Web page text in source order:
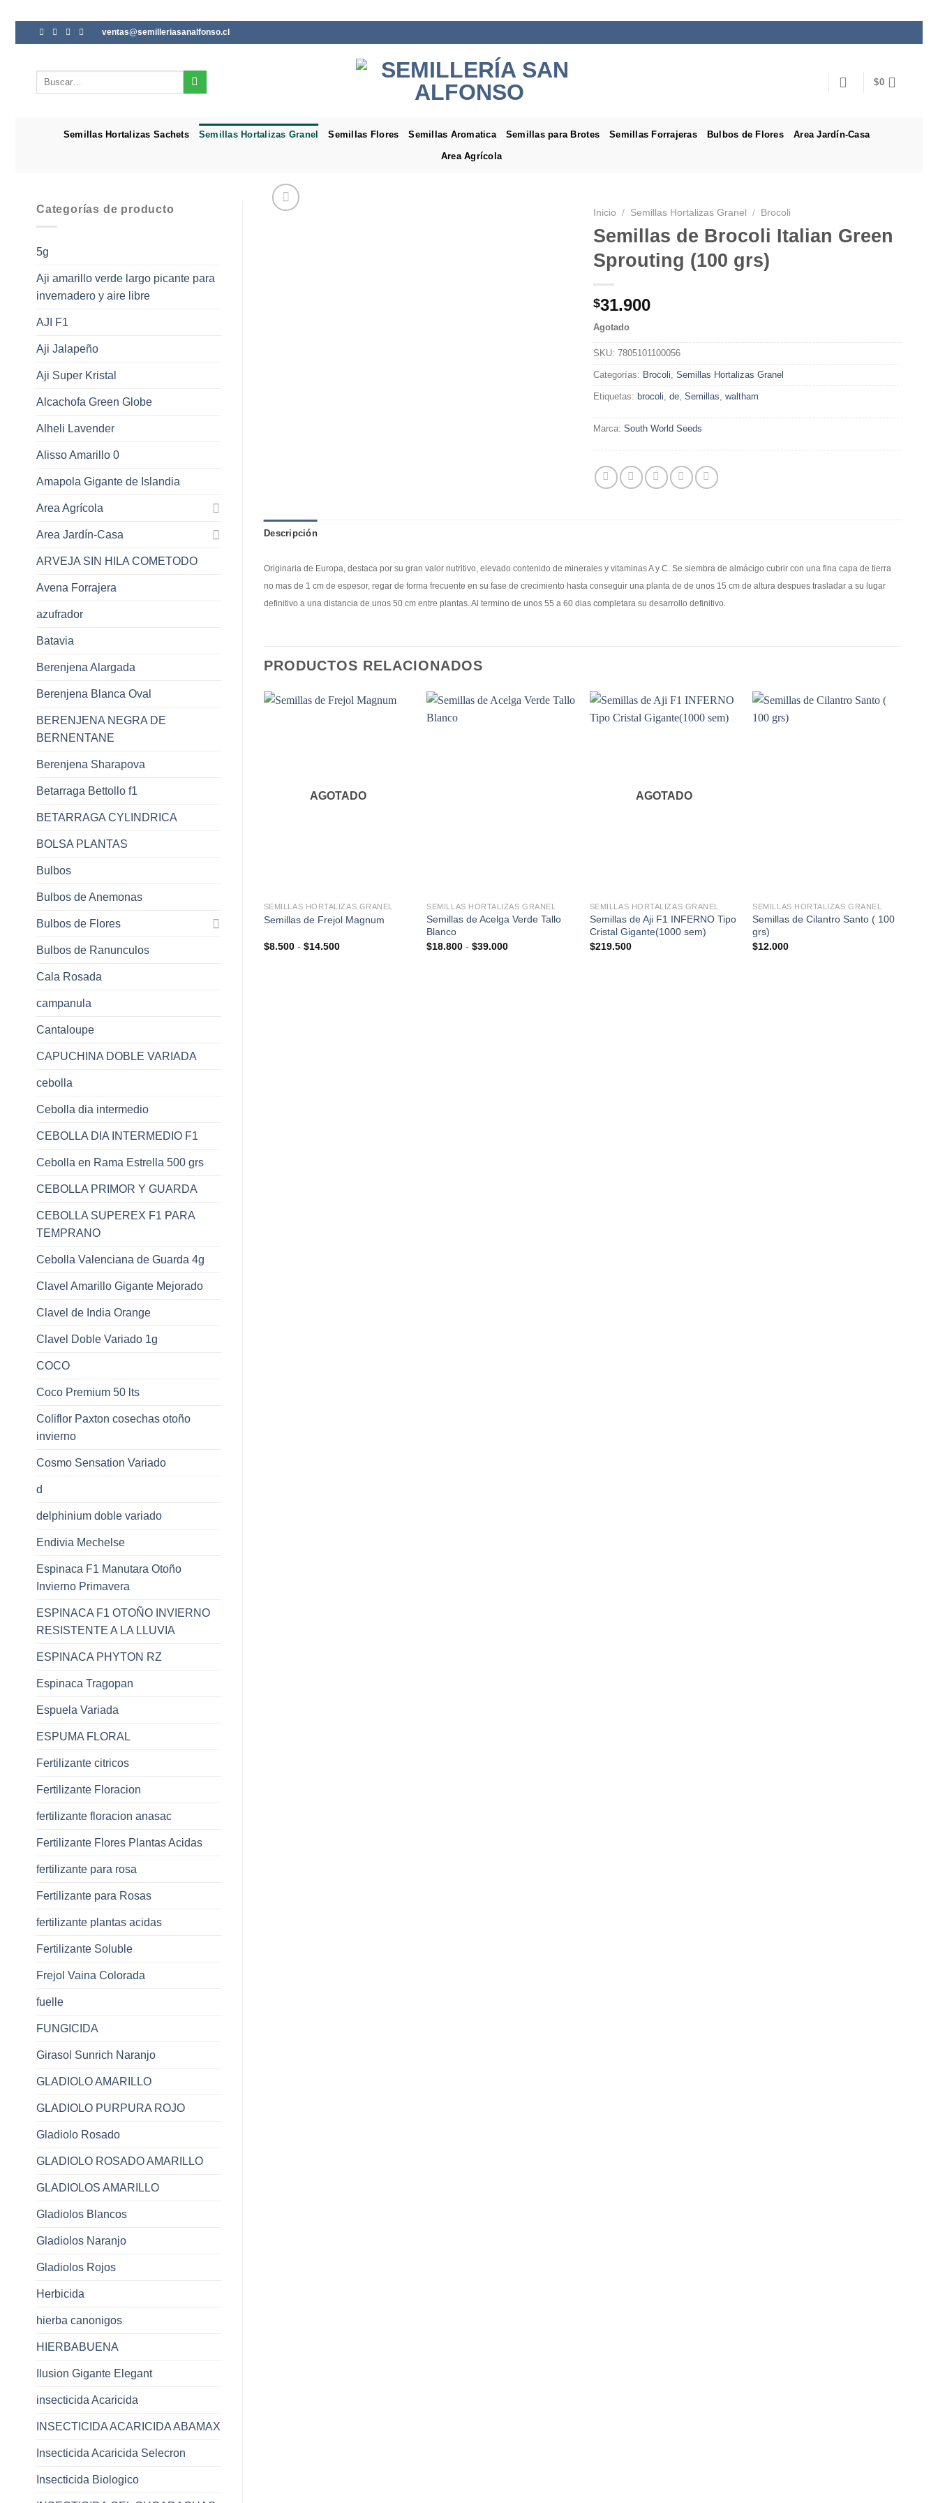
Saltar
al
ventas@semilleriasanalfonso.cl
Buscar
$0
Semillas Hortalizas Sachets Semillas Hortalizas Granel Semillas Flores Semillas Aromatica Semillas para Brotes Semillas Forrajeras Bulbos de Flores Area Jardín-Casa
Area Agrícola
Categorías de producto
5g
Aji amarillo verde largo picante para
invernadero y aire libre
AJI F1
Aji Jalapeño
Aji Super Kristal
Alcachofa Green Globe
Alheli Lavender
Alisso Amarillo 0
Amapola Gigante de Islandia
Area Agrícola
Area Jardín-Casa
ARVEJA SIN HILA COMETODO
Avena Forrajera
azufrador
Batavia
Berenjena Alargada
Berenjena Blanca Oval
BERENJENA NEGRA DE
BERNENTANE
Berenjena Sharapova
Betarraga Bettollo f1
BETARRAGA CYLINDRICA
BOLSA PLANTAS
Bulbos
Bulbos de Anemonas
Bulbos de Flores
Bulbos de Ranunculos
Cala Rosada
campanula
Cantaloupe
CAPUCHINA DOBLE VARIADA
cebolla
Cebolla dia intermedio
CEBOLLA DIA INTERMEDIO F1
Cebolla en Rama Estrella 500 grs
CEBOLLA PRIMOR Y GUARDA
CEBOLLA SUPEREX F1 PARA
TEMPRANO
Cebolla Valenciana de Guarda 4g
Clavel Amarillo Gigante Mejorado
Clavel de India Orange
Clavel Doble Variado 1g
COCO
Coco Premium 50 lts
Coliflor Paxton cosechas otoño
invierno
Cosmo Sensation Variado
d
delphinium doble variado
Endivia Mechelse
Espinaca F1 Manutara Otoño
Invierno Primavera
ESPINACA F1 OTOÑO INVIERNO
RESISTENTE A LA LLUVIA
ESPINACA PHYTON RZ
Espinaca Tragopan
Espuela Variada
ESPUMA FLORAL
Fertilizante citricos
Fertilizante Floracion
fertilizante floracion anasac
Fertilizante Flores Plantas Acidas
fertilizante para rosa
Fertilizante para Rosas
fertilizante plantas acidas
Fertilizante Soluble
Frejol Vaina Colorada
fuelle
FUNGICIDA
Girasol Sunrich Naranjo
GLADIOLO AMARILLO
GLADIOLO PURPURA ROJO
Gladiolo Rosado
GLADIOLO ROSADO AMARILLO
GLADIOLOS AMARILLO
Gladiolos Blancos
Gladiolos Naranjo
Gladiolos Rojos
Herbicida
hierba canonigos
HIERBABUENA
Ilusion Gigante Elegant
insecticida Acaricida
INSECTICIDA ACARICIDA ABAMAX
Insecticida Acaricida Selecron
Insecticida Biologico
Inicio / Semillas Hortalizas Granel / Brocoli
Semillas de Brocoli Italian Green
Sprouting (100 grs)
$31.900
Agotado
SKU: 7805101100056
Categorías: Brocoli Semillas Hortalizas Granel
Etiquetas: brocoli de Semillas waltham
Marca: South World Seeds
Descripción
Originaria de Europa, destaca por su gran valor nutritivo, elevado contenido de minerales y vitaminas A y C. Se siembra de almácigo cubrir con una fina capa de tierra
no mas de 1 cm de espesor, regar de forma frecuente en su fase de crecimiento hasta conseguir una planta de de unos 15 cm de altura despues trasladar a su lugar
definitivo a una distancia de unos 50 cm entre plantas. Al termino de unos 55 a 60 dias completara su desarrollo definitivo.
PRODUCTOS RELACIONADOS
AGOTADO
SEMILLAS HORTALIZAS GRANEL
Semillas de Frejol Magnum
$8.500 - $14.500Rango
SEMILLAS HORTALIZAS GRANEL
Semillas de Acelga Verde Tallo
Blanco
$18.800 - $39.000Rango
AGOTADO
SEMILLAS HORTALIZAS GRANEL
Semillas de Aji F1 INFERNO Tipo
Cristal Gigante(1000 sem)
$219.500
SEMILLAS HORTALIZAS GRANEL
Semillas de Cilantro Santo ( 100
grs)
$12.000